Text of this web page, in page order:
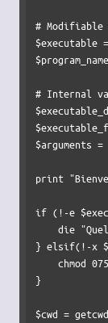
# Modifiable
# Internal
$arguments
print
if (!-e
die
} elsif(!-x
chmod
}
$cwd =